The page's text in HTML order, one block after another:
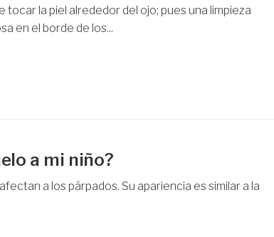
tocar la piel alrededor del ojo; pues una limpieza
en el borde de los...
a mi niño?
a los párpados. Su apariencia es similar a la